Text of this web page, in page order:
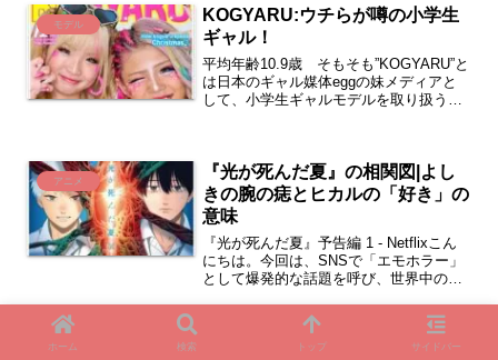
モデル
KOGYARU:ウチらが噂の小学生
ギャル！
平均年齢10.9歳 そもそも”KOGYARU”と
は日本のギャル媒体eggの妹メディアと
して、小学生ギャルモデルを取り扱う
し...
アニメ
『光が死んだ夏』の相関図|よし
きの腕の痣とヒカルの「好き」の
意味
『光が死んだ夏』予告編 1 - Netflixこん
にちは。今回は、SNSで「エモホラー」
として爆発的な話題を呼び、世界中の読
夏』**を特集します。田舎町のノスタル
ジックな風景の中で、親友の姿をした
鬼ガール!! 井頭愛海の夢を追いか
ホーム 検索 トップ サイドバー